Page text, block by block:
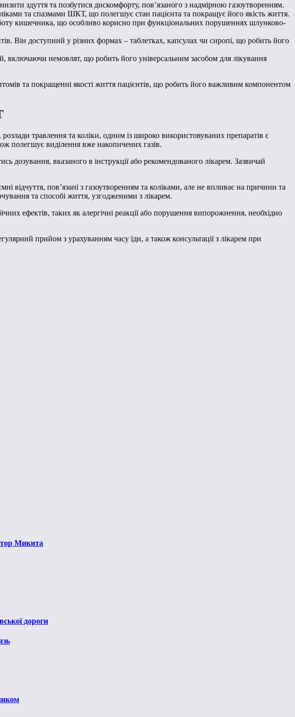
здуття та позбутися дискомфорту, пов’язаного з надмірною газоутворенням.
та спазмами ШКТ, що полегшує стан пацієнта та покращує його якість життя.
кишечника, що особливо корисно при функціональних порушеннях шлунково-
Він доступний у різних формах – таблетках, капсулах чи сиропі, що робить його
включаючи немовлят, що робить його універсальним засобом для лікування
та покращенні якості життя пацієнтів, що робить його важливим компонентом
травлення та коліки, одним із широко використовуваних препаратів є
полегшує виділення вже накопичених газів.
вказаного в інструкції або рекомендованого лікарем. Зазвичай
пов’язані з газоутворенням та коліками, але не впливає на причини та
та способі життя, узгодженими з лікарем.
ефектів, таких як алергічні реакції або порушення випорожнення, необхідно
прийом з урахуванням часу їди, а також консультації з лікарем при
Микита
дороги